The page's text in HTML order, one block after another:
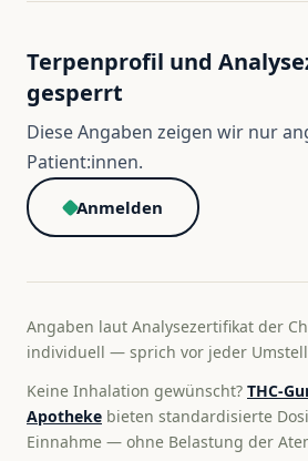
Terpenprofil und
gesperrt
Diese Angaben zeigen wir nur
Patient:innen.
Anmelden
Angaben laut Analysezertifikat der
individuell — sprich vor jeder
Keine Inhalation gewünscht? THC-
Apotheke bieten standardisierte
Einnahme — ohne Belastung der